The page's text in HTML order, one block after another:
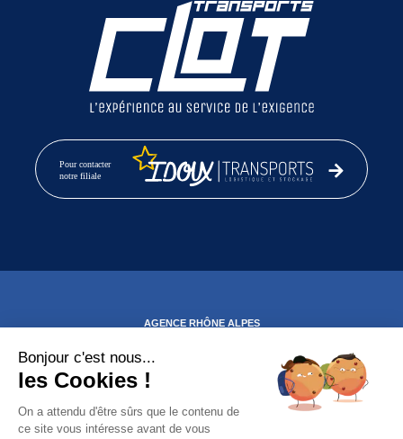
ESPACE CLIENT
AGENCE RHÔNE ALPES
Fax : +33(0)4 72 48 70 14
SIÈGE SOCIAL
Bonjour c'est nous...
les Cookies !
On a attendu d'être sûrs que le contenu de
ce site vous intéresse avant de vous